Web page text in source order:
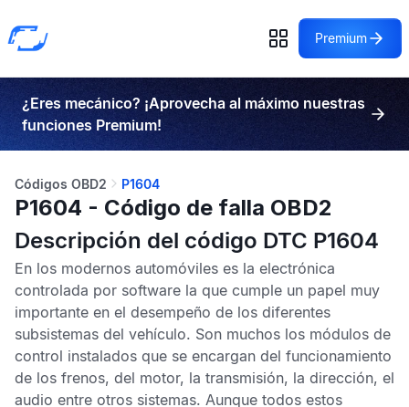
Premium
¿Eres mecánico? ¡Aprovecha al máximo nuestras
funciones Premium!
Códigos OBD2 P1604
P1604 - Código de falla OBD2
Descripción del código DTC P1604
En los modernos automóviles es la electrónica
controlada por software la que cumple un papel muy
importante en el desempeño de los diferentes
subsistemas del vehículo. Son muchos los módulos de
control instalados que se encargan del funcionamiento
de los frenos, del motor, la transmisión, la dirección, el
audio entre otros sistemas. Aunque todos estos